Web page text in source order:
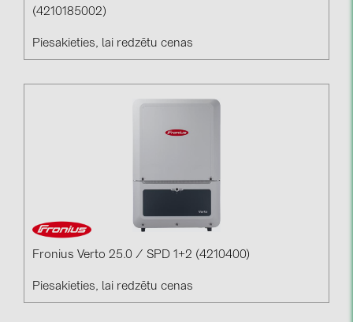
(4210185002)
Piesakieties, lai redzētu cenas
Fronius Verto 25.0 / SPD 1+2 (4210400)
Piesakieties, lai redzētu cenas